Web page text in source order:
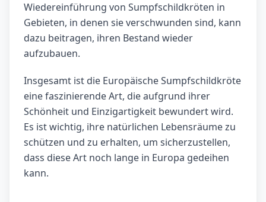
Wiedereinführung von Sumpfschildkröten in
Gebieten, in denen sie verschwunden sind, kann
dazu beitragen, ihren Bestand wieder
aufzubauen.
Insgesamt ist die Europäische Sumpfschildkröte
eine faszinierende Art, die aufgrund ihrer
Schönheit und Einzigartigkeit bewundert wird.
Es ist wichtig, ihre natürlichen Lebensräume zu
schützen und zu erhalten, um sicherzustellen,
dass diese Art noch lange in Europa gedeihen
kann.